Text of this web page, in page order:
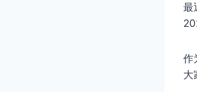
最
作
大